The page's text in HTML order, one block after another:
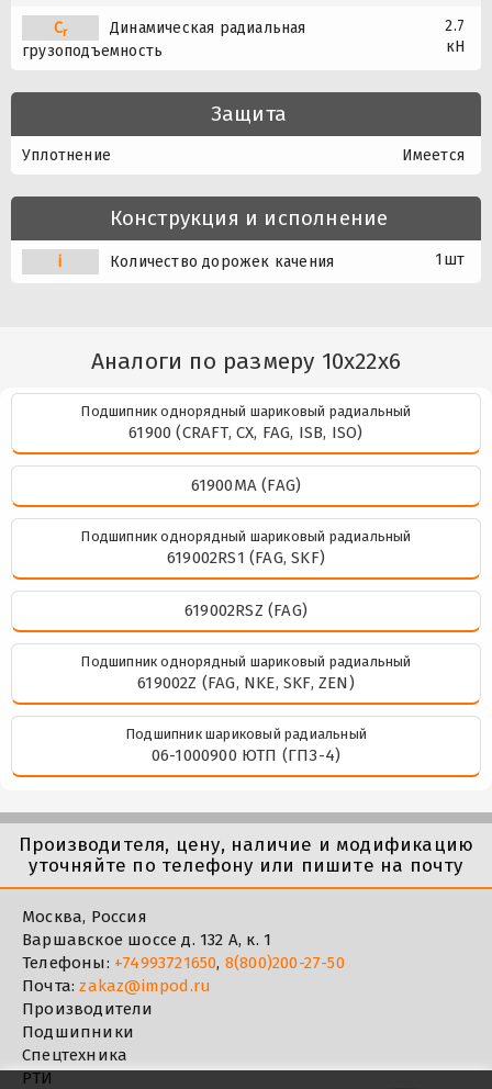
Cr
Динамическая радиальная
грузоподъемность
2.7
кН
Защита
Уплотнение Имеется
Конструкция и исполнение
i Количество дорожек качения 1шт
Аналоги по размеру 10x22x6
Подшипник однорядный шариковый радиальный
61900 (CRAFT, CX, FAG, ISB, ISO)
61900MA (FAG)
Подшипник однорядный шариковый радиальный
619002RS1 (FAG, SKF)
619002RSZ (FAG)
Подшипник однорядный шариковый радиальный
619002Z (FAG, NKE, SKF, ZEN)
Подшипник шариковый радиальный
06-1000900 ЮТП (ГПЗ-4)
Производителя, цену, наличие и модификацию
уточняйте по телефону или пишите на почту
Москва, Россия
Варшавское шоссе д. 132 А, к. 1
Телефоны: +74993721650, 8(800)200-27-50
Почта:zakaz@impod.ru
Производители
Подшипники
Спецтехника
РТИ